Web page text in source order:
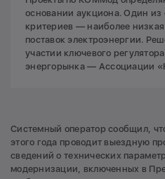
основании аукциона. Один из
критериев — наиболее
поставок электроэнергии.
участии ключевого регулятора
энергорынка — Ассоциации
Системный оператор сообщил,
этого года проводит выездную
сведений о технических
модернизации, включенных в